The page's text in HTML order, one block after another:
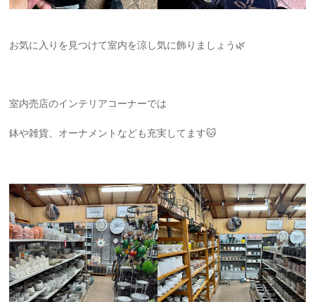
お気に入りを見つけて室内を涼し気に飾りましょう🌿‬
室内売店のインテリアコーナーでは
鉢や雑貨、オーナメントなども充実してます🐱